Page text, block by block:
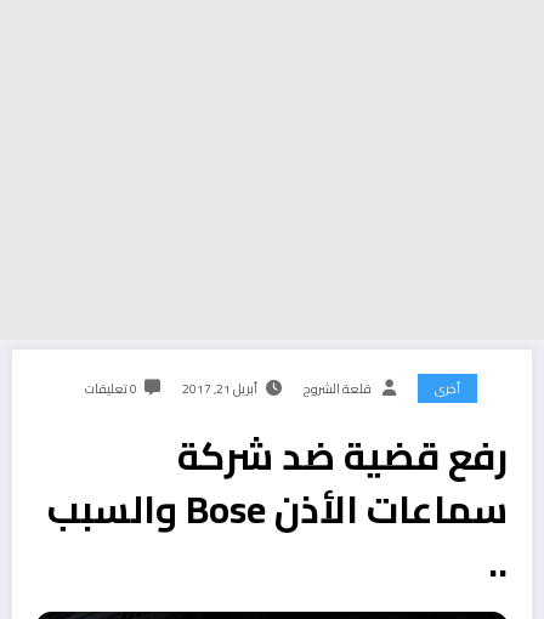
أخرى قلعة الشروح أبريل 21, 2017 0 تعليقات
رفع قضية ضد شركة
سماعات الأذن Bose والسبب
..